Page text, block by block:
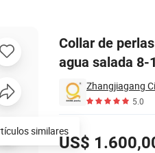
Collar de
agua salada 8-
Zhangjiagang
5.0
Precios
US$
8-11mm para joyería
similares